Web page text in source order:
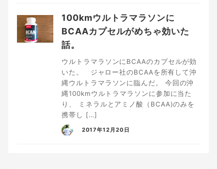
100kmウルトラマラソンに
BCAAカプセルがめちゃ効いた
話。
ウルトラマラソンにBCAAのカプセルが効
いた。 ジャロー社のBCAAを所有して沖
縄ウルトラマラソンに臨んだ。 今回の沖
縄100kmウルトラマラソンに参加に当た
り、 ミネラルとアミノ酸（BCAA)のみを
携帯し […]
2017年12月20日